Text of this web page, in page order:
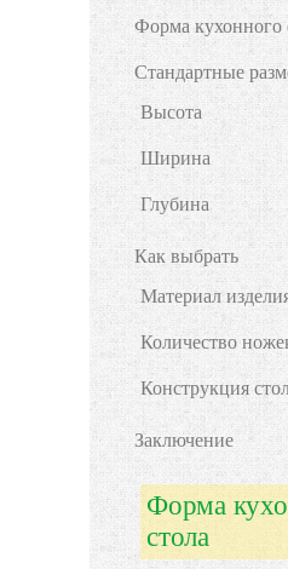
Форма кухонного
Стандартные
Высота
Ширина
Глубина
Как выбрать
Материал
Количество
Конструкция
Заключение
Форма
стола